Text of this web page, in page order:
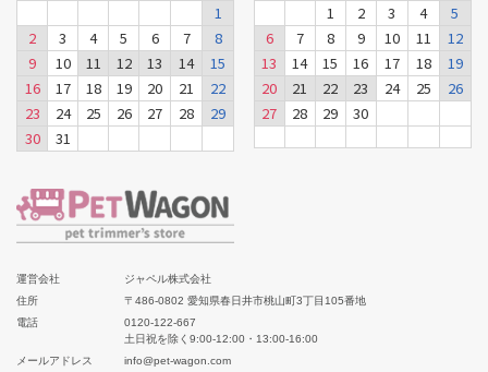
1
2
3 4 5 6 7
8
9
10 11 12 13 14
15
16
17 18 19 20 21
22
23
24 25 26 27 28
29
30
31
1
2 3 4
5
6
7 8 9 10 11
12
13
14 15 16 17 18
19
20
21 22 23 24 25
26
27
28 29 30
運営会社
ジャペル株式会社
住所
〒486-0802 愛知県春日井市桃山町3丁目105番地
電話
0120-122-667
土日祝を除く9:00-12:00・13:00-16:00
メールアドレス
info@pet-wagon.com